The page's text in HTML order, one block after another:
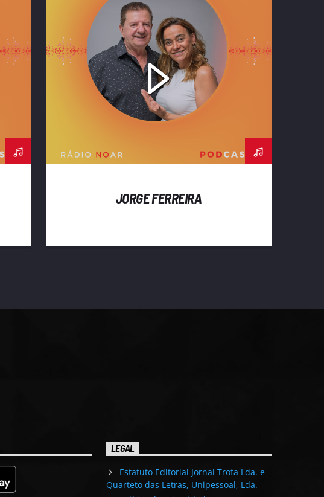
JORGE FERREIRA
LEGAL
Estatuto Editorial Jornal Trofa Lda. e
Quarteto das Letras, Unipessoal, Lda.